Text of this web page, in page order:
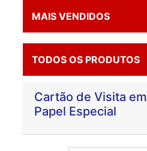
MAIS VENDIDOS
TODOS OS PRODUTOS
Cartão de Visita em
Papel Especial